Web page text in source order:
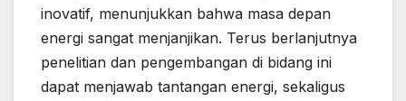
inovatif, menunjukkan bahwa masa depan
energi sangat menjanjikan. Terus berlanjutnya
penelitian dan pengembangan di bidang ini
dapat menjawab tantangan energi, sekaligus